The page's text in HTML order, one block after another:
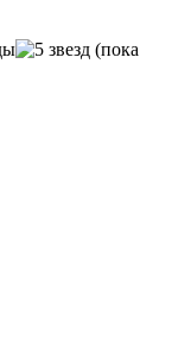
(пока